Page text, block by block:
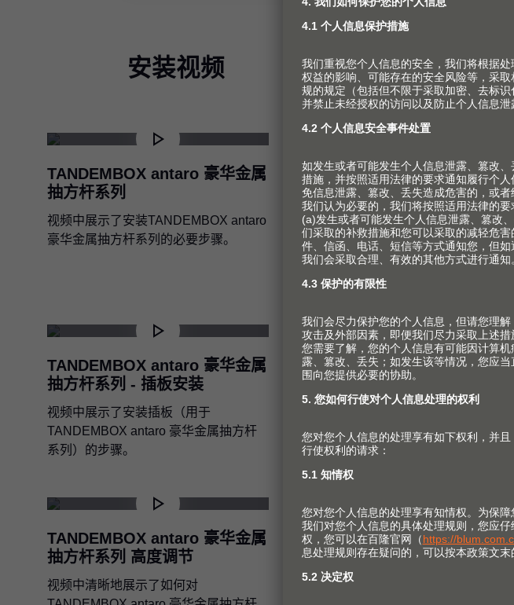
安装视频
TANDEMBOX antaro 豪华金属
抽方杆系列
视频中展示了安装TANDEMBOX antaro
豪华金属抽方杆系列的必要步骤。
TANDEMBOX antaro 豪华金属
抽方杆系列高抽
视频中展示了在使用TANDEMBOX
antaro 豪华金属抽方杆系列时安装高抽
的步骤。
TANDEMBOX antaro 豪华金属
抽方杆系列 - 插板安装
视频中展示了安装插板（用于
TANDEMBOX antaro 豪华金属抽方杆
系列）的步骤。
TANDEMBOX antaro 豪华金属
抽方杆系列 - 插板拆卸
TANDEMBOX antaro 豪华金属抽方杆
系列）的步骤。
TANDEMBOX antaro 豪华金属
抽方杆系列 高度调节
视频中清晰地展示了如何对
TANDEMBOX antaro 豪华金属
抽方杆系列 侧面调节
视频中清晰地展示了如何对